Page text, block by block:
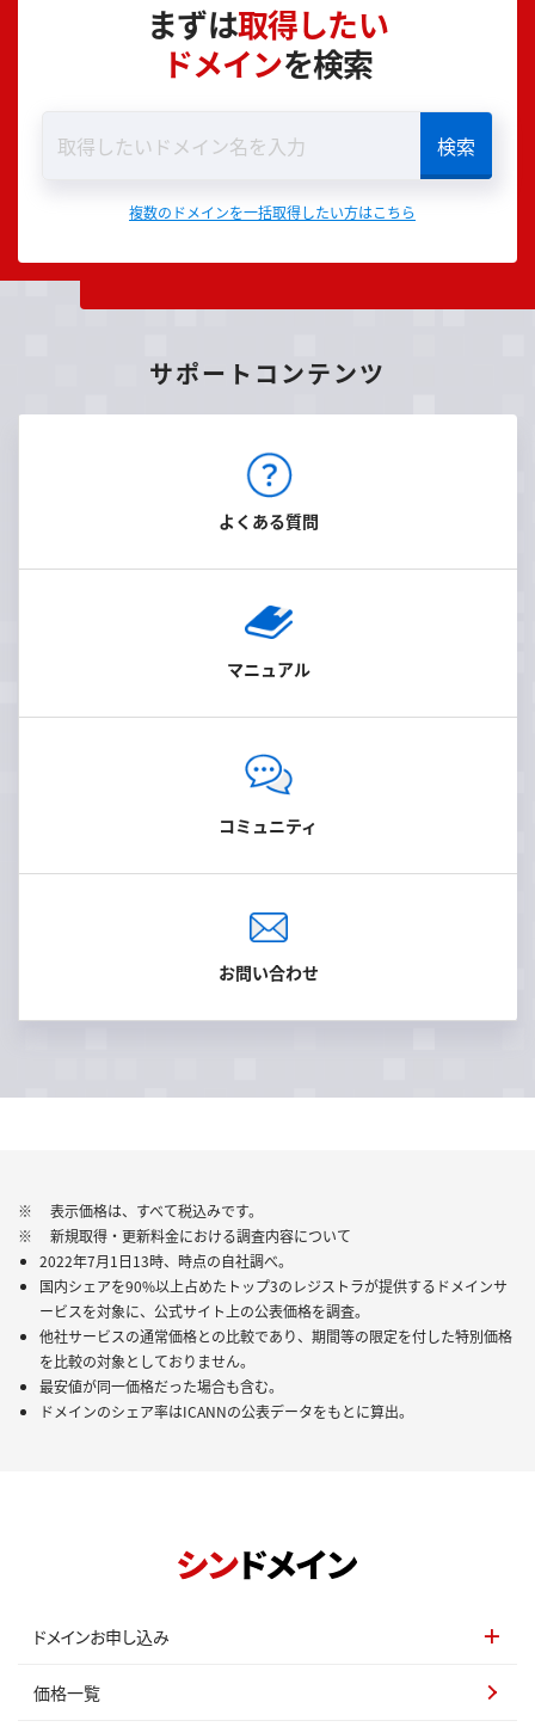
まずは取得したい
ドメインを検索
複数のドメインを一括取得したい方はこちら
サポートコンテンツ
よくある質問
マニュアル
コミュニティ
お問い合わせ
※ 表示価格は、すべて税込みです。
※ 新規取得・更新料金における調査内容について
2022年7月1日13時、時点の自社調べ。
国内シェアを90%以上占めたトップ3のレジストラが提供するドメインサ
ービスを対象に、公式サイト上の公表価格を調査。
他社サービスの通常価格との比較であり、期間等の限定を付した特別価格
を比較の対象としておりません。
最安値が同一価格だった場合も含む。
ドメインのシェア率はICANNの公表データをもとに算出。
ドメインお申し込み
価格一覧